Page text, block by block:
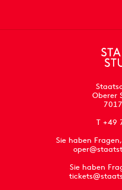
Oberer
T +49
Sie haben
Sie haben